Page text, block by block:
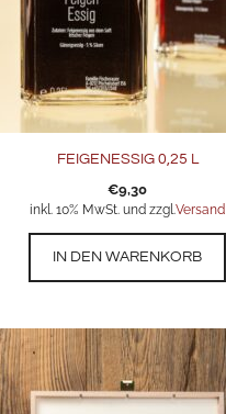
FEIGENESSIG 0,25 L
€9,30
inkl. 10% MwSt. und zzgl.Versand
IN DEN WARENKORB